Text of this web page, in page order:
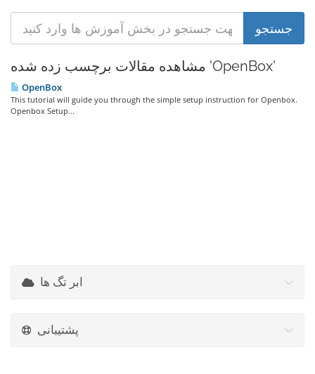
مشاهده مقالات برچسب زده شده 'OpenBox'
OpenBox
This tutorial will guide you through the simple setup instruction for Openbox.
Openbox Setup...
ابر تگ ها
پشتیبانی